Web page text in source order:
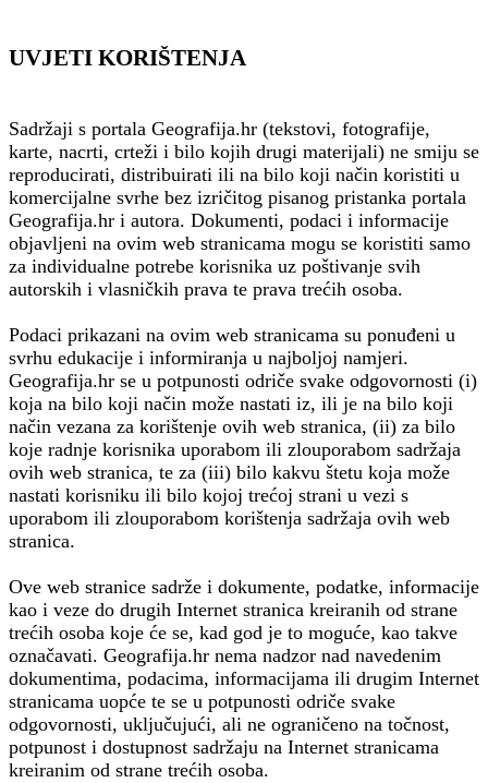
UVJETI KORIŠTENJA
Sadržaji s portala Geografija.hr (tekstovi, fotografije,
karte, nacrti, crteži i bilo kojih drugi materijali) ne smiju se
reproducirati, distribuirati ili na bilo koji način koristiti u
komercijalne svrhe bez izričitog pisanog pristanka portala
Geografija.hr i autora. Dokumenti, podaci i informacije
objavljeni na ovim web stranicama mogu se koristiti samo
za individualne potrebe korisnika uz poštivanje svih
autorskih i vlasničkih prava te prava trećih osoba.
Podaci prikazani na ovim web stranicama su ponuđeni u
svrhu edukacije i informiranja u najboljoj namjeri.
Geografija.hr se u potpunosti odriče svake odgovornosti (i)
koja na bilo koji način može nastati iz, ili je na bilo koji
način vezana za korištenje ovih web stranica, (ii) za bilo
koje radnje korisnika uporabom ili zlouporabom sadržaja
ovih web stranica, te za (iii) bilo kakvu štetu koja može
nastati korisniku ili bilo kojoj trećoj strani u vezi s
uporabom ili zlouporabom korištenja sadržaja ovih web
stranica.
Ove web stranice sadrže i dokumente, podatke, informacije
kao i veze do drugih Internet stranica kreiranih od strane
trećih osoba koje će se, kad god je to moguće, kao takve
označavati. Geografija.hr nema nadzor nad navedenim
dokumentima, podacima, informacijama ili drugim Internet
stranicama uopće te se u potpunosti odriče svake
odgovornosti, uključujući, ali ne ograničeno na točnost,
potpunost i dostupnost sadržaju na Internet stranicama
kreiranim od strane trećih osoba.